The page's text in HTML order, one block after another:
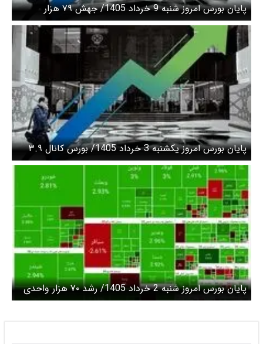
پایان بورس امروز شنبه 9 خرداد 1405/ جهش ۷۹ هزار
واحدی شاخص کل بورس
پایان بورس امروز یکشنبه 3 خرداد 1405/ بورس کانال ۳.۹
میلیون را پس گرفت
پایان بورس امروز شنبه 2 خرداد 1405/ رشد ۷۰ هزار واحدی
شاخص کل بورس در سومین روز بازگشایی